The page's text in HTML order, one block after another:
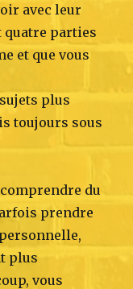
avec leur
quatre parties
et que vous
plus
toujours sous
du
prendre
plus
vous